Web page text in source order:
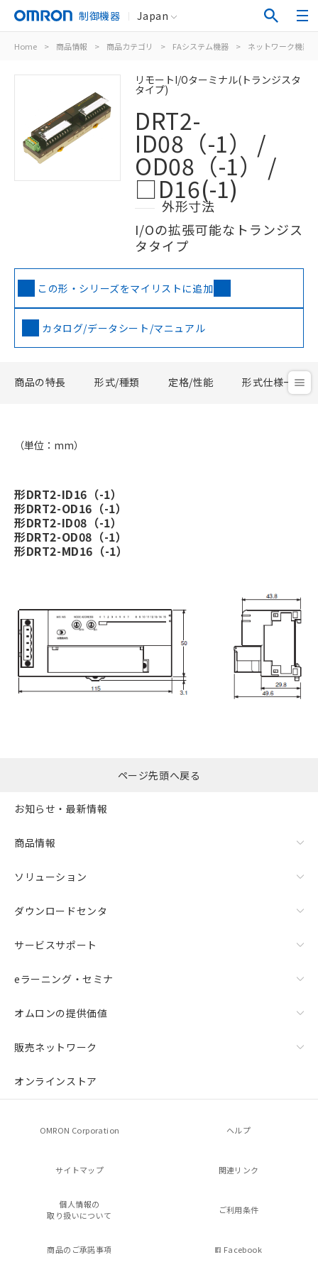
制御機器 Japan
Home > 商品情報 > 商品カテゴリ > FAシステム機器 > ネットワーク機器
リモートI/Oターミナル(トランジスタ
タイプ)
DRT2-
ID08（-1） /
OD08（-1） /
□D16(-1)
外形寸法
I/Oの拡張可能なトランジス
タタイプ
この形・シリーズをマイリストに追加
カタログ/データシート/マニュアル
商品の特長 形式/種類 定格/性能 形式仕様一覧
（単位：mm）
形DRT2-ID16（-1）
形DRT2-OD16（-1）
形DRT2-ID08（-1）
形DRT2-OD08（-1）
形DRT2-MD16（-1）
ページ先頭へ戻る
お知らせ・最新情報
商品情報
ソリューション
ダウンロードセンタ
サービスサポート
eラーニング・セミナ
オムロンの提供価値
販売ネットワーク
オンラインストア
OMRON Corporation ヘルプ
サイトマップ 関連リンク
個人情報の
取り扱いについて
ご利用条件
商品のご承諾事項 Facebook